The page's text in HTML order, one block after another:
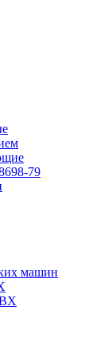
79
машин